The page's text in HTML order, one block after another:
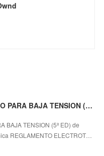
REGLAMENTO ELECTROTECNICO PARA BAJA TENSION (5ª ED) ePub gratis
BAJA TENSION (5ª ED) de
REGLAMENTO ELECTROT…